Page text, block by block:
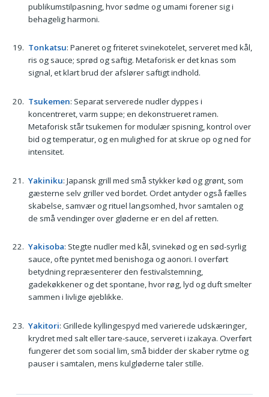
publikumstilpasning, hvor sødme og umami forener sig i
behagelig harmoni.
Tonkatsu: Paneret og friteret svinekotelet, serveret med kål,
ris og sauce; sprød og saftig. Metaforisk er det knas som
signal, et klart brud der afslører saftigt indhold.
Tsukemen: Separat serverede nudler dyppes i
koncentreret, varm suppe; en dekonstrueret ramen.
Metaforisk står tsukemen for modulær spisning, kontrol over
bid og temperatur, og en mulighed for at skrue op og ned for
intensitet.
Yakiniku: Japansk grill med små stykker kød og grønt, som
gæsterne selv griller ved bordet. Ordet antyder også fælles
skabelse, samvær og rituel langsomhed, hvor samtalen og
de små vendinger over gløderne er en del af retten.
Yakisoba: Stegte nudler med kål, svinekød og en sød-syrlig
sauce, ofte pyntet med benishoga og aonori. I overført
betydning repræsenterer den festivalstemning,
gadekøkkener og det spontane, hvor røg, lyd og duft smelter
sammen i livlige øjeblikke.
Yakitori: Grillede kyllingespyd med varierede udskæringer,
krydret med salt eller tare-sauce, serveret i izakaya. Overført
fungerer det som social lim, små bidder der skaber rytme og
pauser i samtalen, mens kulgløderne taler stille.